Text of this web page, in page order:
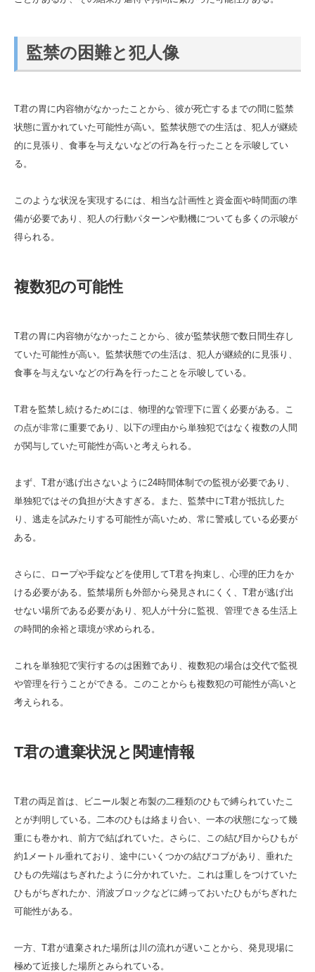
監禁の困難と犯人像
T君の胃に内容物がなかったことから、彼が死亡するまでの間に監禁
状態に置かれていた可能性が高い。監禁状態での生活は、犯人が継続
的に見張り、食事を与えないなどの行為を行ったことを示唆してい
る。
このような状況を実現するには、相当な計画性と資金面や時間面の準
備が必要であり、犯人の行動パターンや動機についても多くの示唆が
得られる。
複数犯の可能性
T君の胃に内容物がなかったことから、彼が監禁状態で数日間生存し
ていた可能性が高い。監禁状態での生活は、犯人が継続的に見張り、
食事を与えないなどの行為を行ったことを示唆している。
T君を監禁し続けるためには、物理的な管理下に置く必要がある。こ
の点が非常に重要であり、以下の理由から単独犯ではなく複数の人間
が関与していた可能性が高いと考えられる。
まず、T君が逃げ出さないように24時間体制での監視が必要であり、
単独犯ではその負担が大きすぎる。また、監禁中にT君が抵抗した
り、逃走を試みたりする可能性が高いため、常に警戒している必要が
ある。
さらに、ロープや手錠などを使用してT君を拘束し、心理的圧力をか
ける必要がある。監禁場所も外部から発見されにくく、T君が逃げ出
せない場所である必要があり、犯人が十分に監視、管理できる生活上
の時間的余裕と環境が求められる。
これを単独犯で実行するのは困難であり、複数犯の場合は交代で監視
や管理を行うことができる。このことからも複数犯の可能性が高いと
考えられる。
T君の遺棄状況と関連情報
T君の両足首は、ビニール製と布製の二種類のひもで縛られていたこ
とが判明している。二本のひもは絡まり合い、一本の状態になって幾
重にも巻かれ、前方で結ばれていた。さらに、この結び目からひもが
約1メートル垂れており、途中にいくつかの結びコブがあり、垂れた
ひもの先端はちぎれたように分かれていた。これは重しをつけていた
ひもがちぎれたか、消波ブロックなどに縛っておいたひもがちぎれた
可能性がある。
一方、T君が遺棄された場所は川の流れが遅いことから、発見現場に
極めて近接した場所とみられている。